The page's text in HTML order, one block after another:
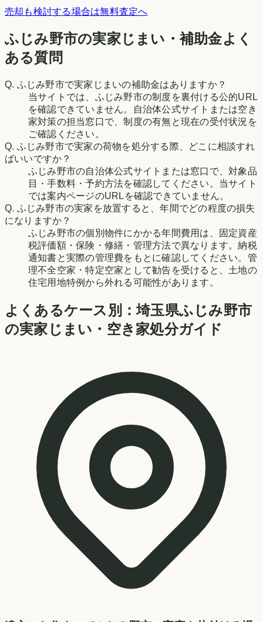
売却も検討する場合は無料査定へ
ふじみ野市の実家じまい・補助金よく
ある質問
Q. ふじみ野市で実家じまいの補助金はありますか？
当サイトでは、ふじみ野市の制度を裏付ける公的URL
を確認できていません。自治体公式サイトまたは空き
家対策の担当窓口で、制度の有無と現在の受付状況を
ご確認ください。
Q. ふじみ野市で実家の荷物を処分する際、どこに相談すれ
ばいいですか？
ふじみ野市の自治体公式サイトまたは窓口で、対象品
目・手数料・予約方法を確認してください。当サイト
では案内ページのURLを確認できていません。
Q. ふじみ野市の実家を放置すると、年間でどの程度の損失
になりますか？
ふじみ野市の個別物件にかかる年間費用は、固定資産
税評価額・保険・修繕・管理方法で異なります。納税
通知書と実際の管理費をもとに確認してください。管
理不全空家・特定空家として勧告を受けると、土地の
住宅用地特例から外れる可能性があります。
よくあるケース別：埼玉県ふじみ野市
の実家じまい・空き家処分ガイド